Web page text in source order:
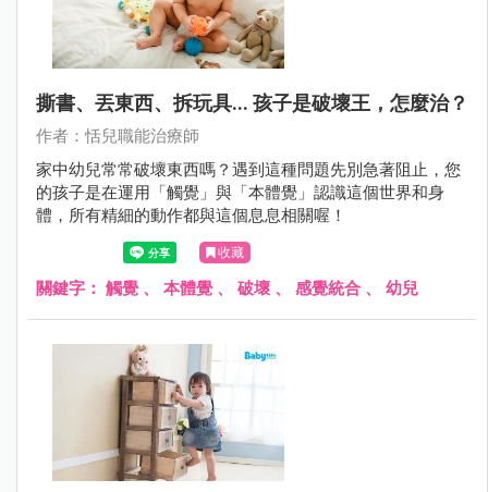
撕書、丟東西、拆玩具... 孩子是破壞王，怎麼治？
作者：恬兒職能治療師
家中幼兒常常破壞東西嗎？遇到這種問題先別急著阻止，您
的孩子是在運用「觸覺」與「本體覺」認識這個世界和身
體，所有精細的動作都與這個息息相關喔！
收藏
關鍵字： 觸覺 、 本體覺 、 破壞 、 感覺統合 、 幼兒